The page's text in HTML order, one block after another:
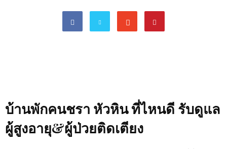
บ้านพักคนชรา หัวหิน ที่ไหนดี รับดูแล
ผู้สูงอายุ&ผู้ป่วยติดเตียง